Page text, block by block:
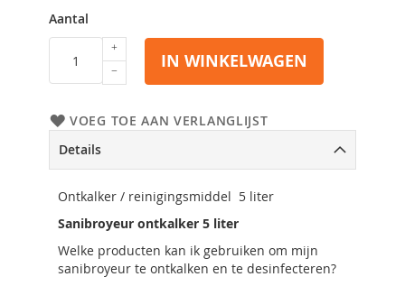
Aantal
IN WINKELWAGEN
VOEG TOE AAN VERLANGLIJST
Details
Ontkalker / reinigingsmiddel 5 liter
Sanibroyeur ontkalker 5 liter
Welke producten kan ik gebruiken om mijn
sanibroyeur te ontkalken en te desinfecteren?